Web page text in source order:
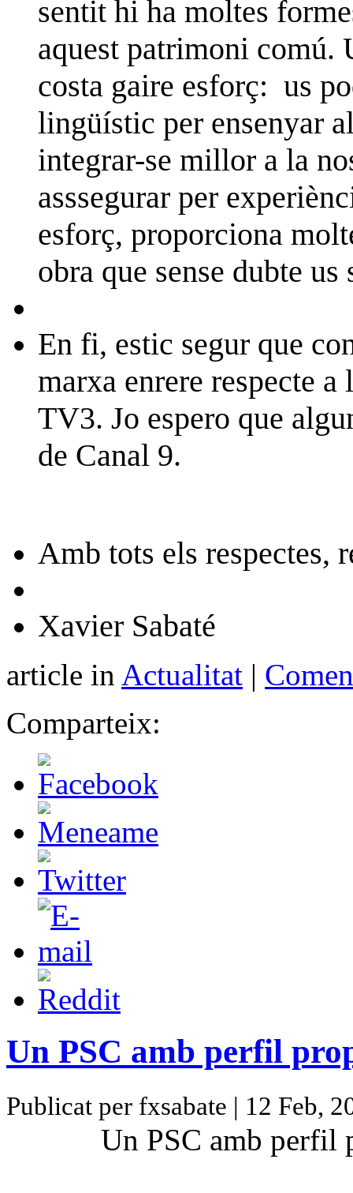
sentit hi ha moltes
aquest patrimoni comú.
costa gaire esforç: us
lingüístic per ensenyar
integrar-se millor a la
asssegurar per
esforç, proporciona
obra que sense dubte
En fi, estic segur que
marxa enrere respecte
TV3. Jo espero que
de Canal 9.
Amb tots els respectes,
Xavier Sabaté
article in Actualitat |
Comparteix:
Un PSC amb perfil
Publicat per fxsabate | 12 Feb,
Un PSC amb perfil